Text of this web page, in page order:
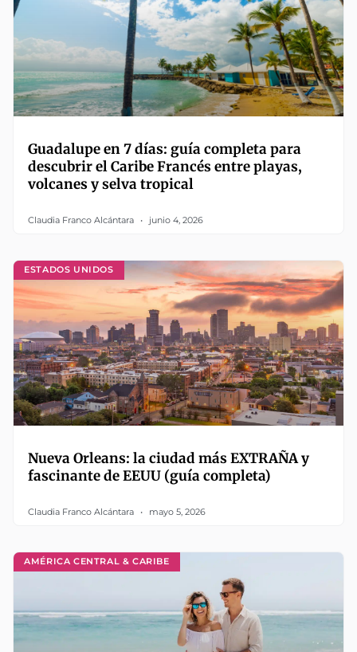
Guadalupe en 7 días: guía completa para
descubrir el Caribe Francés entre playas,
volcanes y selva tropical
Claudia Franco Alcántara junio 4, 2026
ESTADOS UNIDOS
Nueva Orleans: la ciudad más EXTRAÑA y
fascinante de EEUU (guía completa)
Claudia Franco Alcántara mayo 5, 2026
AMÉRICA CENTRAL & CARIBE